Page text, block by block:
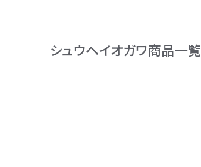
シューズ
シュウヘイオガワ商品一覧